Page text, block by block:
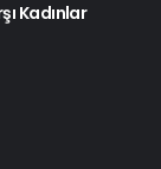
Kadınlar